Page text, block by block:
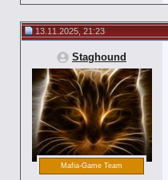
13.11.2025, 21:23
Staghound
Mafia-Game Team